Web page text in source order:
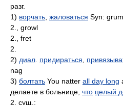
разг.
1) ворчать жаловаться Syn:
2., growl
2., fret
2.
2) диал придираться
nag
3) болтать You natter all day long
делаете в больнице, что целый
2. сущ.;